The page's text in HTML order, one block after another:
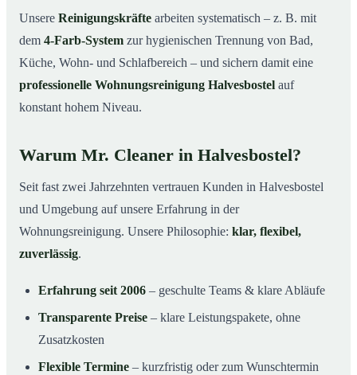
Unsere Reinigungskräfte arbeiten systematisch – z. B. mit
dem 4-Farb-System zur hygienischen Trennung von Bad,
Küche, Wohn- und Schlafbereich – und sichern damit eine
professionelle Wohnungsreinigung Halvesbostel auf
konstant hohem Niveau.
Warum Mr. Cleaner in Halvesbostel?
Seit fast zwei Jahrzehnten vertrauen Kunden in Halvesbostel
und Umgebung auf unsere Erfahrung in der
Wohnungsreinigung. Unsere Philosophie: klar, flexibel,
zuverlässig.
Erfahrung seit 2006 – geschulte Teams & klare Abläufe
Transparente Preise – klare Leistungspakete, ohne
Zusatzkosten
Flexible Termine – kurzfristig oder zum Wunschtermin